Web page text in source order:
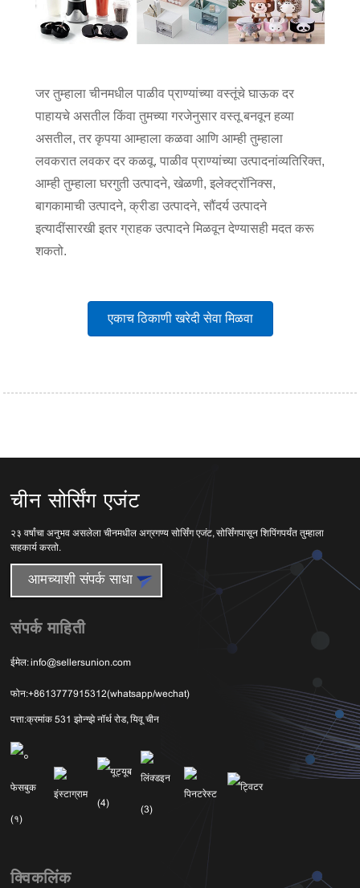
जर तुम्हाला चीनमधील पाळीव प्राण्यांच्या वस्तूंचे घाऊक दर
पाहायचे असतील किंवा तुमच्या गरजेनुसार वस्तू बनवून हव्या
असतील, तर कृपया आम्हाला कळवा आणि आम्ही तुम्हाला
लवकरात लवकर दर कळवू. पाळीव प्राण्यांच्या उत्पादनांव्यतिरिक्त,
आम्ही तुम्हाला घरगुती उत्पादने, खेळणी, इलेक्ट्रॉनिक्स,
बागकामाची उत्पादने, क्रीडा उत्पादने, सौंदर्य उत्पादने
इत्यादींसारखी इतर ग्राहक उत्पादने मिळवून देण्यासही मदत करू
शकतो.
एकाच ठिकाणी खरेदी सेवा मिळवा
चीन सोर्सिंग एजंट
२३ वर्षांचा अनुभव असलेला चीनमधील अग्रगण्य सोर्सिंग एजंट, सोर्सिंगपासून शिपिंगपर्यंत तुम्हाला
सहकार्य करतो.
आमच्याशी संपर्क साधा
संपर्क माहिती
ईमेल: info@sellersunion.com
फोन:+8613777915312(whatsapp/wechat)
पत्ता:क्रमांक 531 झोन्ग्झे नॉर्थ रोड, यिवू चीन
क्विकलिंक